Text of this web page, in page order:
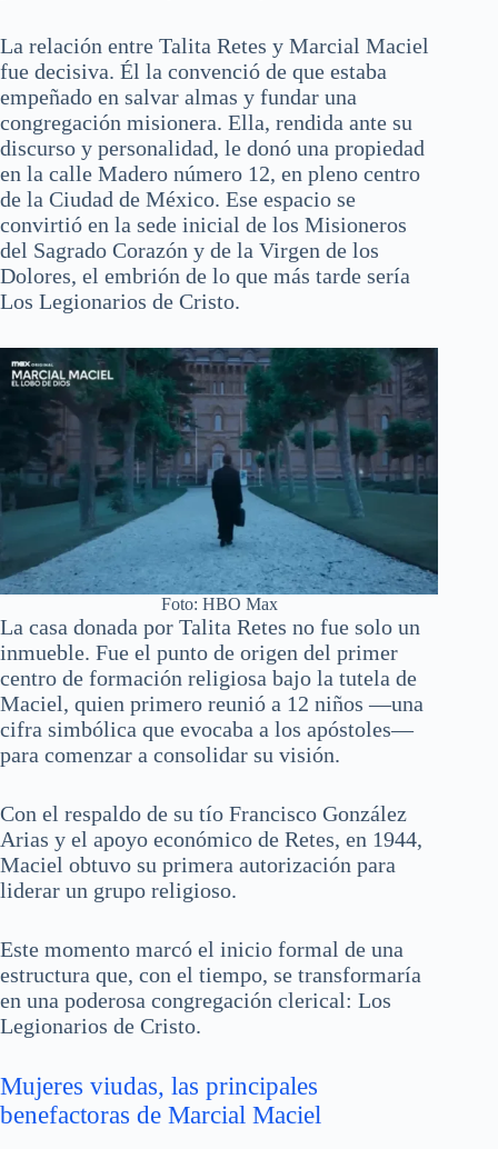
La relación entre Talita Retes y Marcial Maciel
fue decisiva. Él la convenció de que estaba
empeñado en salvar almas y fundar una
congregación misionera. Ella, rendida ante su
discurso y personalidad, le donó una propiedad
en la calle Madero número 12, en pleno centro
de la Ciudad de México. Ese espacio se
convirtió en la sede inicial de los Misioneros
del Sagrado Corazón y de la Virgen de los
Dolores, el embrión de lo que más tarde sería
Los Legionarios de Cristo.
Foto: HBO Max
La casa donada por Talita Retes no fue solo un
inmueble. Fue el punto de origen del primer
centro de formación religiosa bajo la tutela de
Maciel, quien primero reunió a 12 niños —una
cifra simbólica que evocaba a los apóstoles—
para comenzar a consolidar su visión.
Con el respaldo de su tío Francisco González
Arias y el apoyo económico de Retes, en 1944,
Maciel obtuvo su primera autorización para
liderar un grupo religioso.
Este momento marcó el inicio formal de una
estructura que, con el tiempo, se transformaría
en una poderosa congregación clerical: Los
Legionarios de Cristo.
Mujeres viudas, las principales
benefactoras de Marcial Maciel